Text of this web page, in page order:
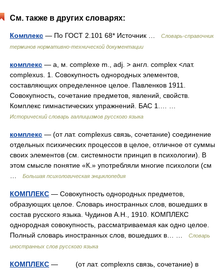
См. также в других словарях:
Комплекс — По ГОСТ 2.101 68* Источник …
Словарь-справочник
терминов нормативно-технической документации
комплекс — а, м. complexe m., adj. > англ. complex <лат.
complexus. 1. Совокупность однородных элементов,
составляющих определенное целое. Павленков 1911.
Совокупность, сочетание предметов, явлений, свойств.
Комплекс гимнастических упражнений. БАС 1.… …
Исторический словарь галлицизмов русского языка
комплекс — (от лат. complexus связь, сочетание) соединение
отдельных психических процессов в целое, отличное от суммы
своих элементов (см. системности принцип в психологии). В
этом смысле понятие «К.» употребляли многие психологи (см
Большая психологическая энциклопедия
КОМПЛЕКС — Совокупность однородных предметов,
образующих целое. Словарь иностранных слов, вошедших в
состав русского языка. Чудинов А.Н., 1910. КОМПЛЕКС
однородная совокупность, рассматриваемая как одно целое.
Полный словарь иностранных слов, вошедших в… …
Словарь
иностранных слов русского языка
КОМПЛЕКС — (от лат. complexns связь, сочетание) в